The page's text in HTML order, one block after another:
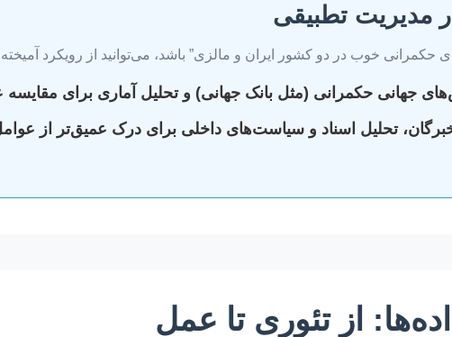
مدیریت تطبیقی
خوب در دو کشور ایران و مالزی” باشد، می‌توانید از رویکرد آمیخته
جهانی حکمرانی (مثل بانک جهانی) و تحلیل آماری برای
خبرگان، تحلیل اسناد و سیاست‌های داخلی برای درک عمیق‌تر از
از تئوری تا عمل